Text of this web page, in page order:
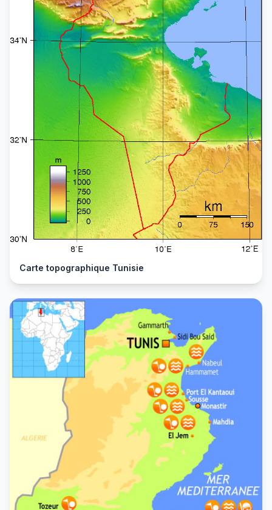
Carte topographique Tunisie